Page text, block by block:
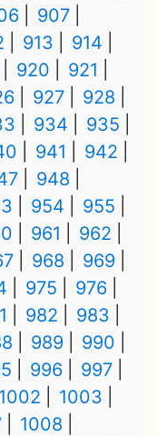
907
913
914
920
921
927
928
934
935
941
942
948
954
955
961
962
968
969
975
976
982
983
989
990
996
997
1002
1003
1008